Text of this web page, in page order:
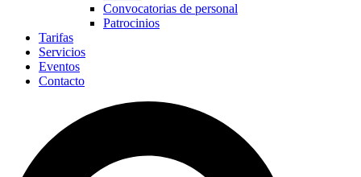
Convocatorias de personal
Patrocinios
Tarifas
Servicios
Eventos
Contacto